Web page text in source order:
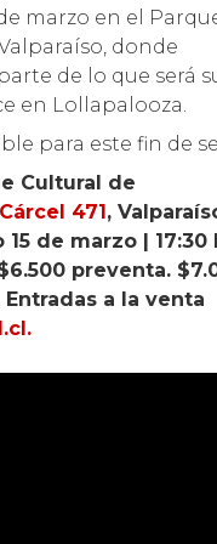
marzo en el
donde
de lo que será
en Lollapalooza.
para este fin de
Cultural de
Cárcel 471,
de marzo | 17:30
preventa.
a la venta